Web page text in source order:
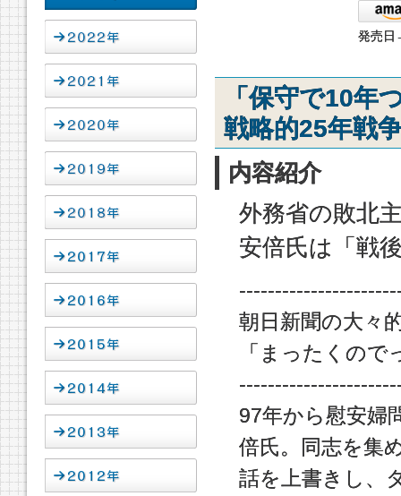
発売日
「保守で10年
戦略的25年戦
内容紹介
外務省の敗北
安倍氏は「戦
朝日新聞の大々
「まったくので
97年から慰安婦
倍氏。同志を集
話を上書きし、